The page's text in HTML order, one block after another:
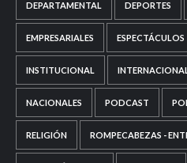
DEPARTAMENTAL DEPORTES
EMPRESARIALES ESPECTÁCULOS
INSTITUCIONAL
NACIONALES PODCAST
RELIGIÓN ROMPECABEZAS -